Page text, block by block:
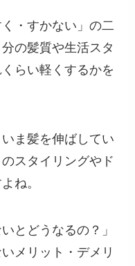
・すかない」の二
の髪質や生活スタ
らい軽くするかを
ま髪を伸ばしてい
スタイリングやド
ね。
とどうなるの？」
メリット・デメリ